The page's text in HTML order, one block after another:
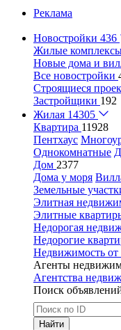
Реклама
Новостройки 436
Жилые
Новые дома и
Все новостройки
Строящиеся
Застройщики 192
Жилая 14305
Квартира 11928
Пентхаус
Однокомнатные
Дом 2377
Дома у моря
Земельные
Элитная
Элитные
Недорогая
Недорогие
Недвижимость от
Агенты
Агентства
Поиск
Найти